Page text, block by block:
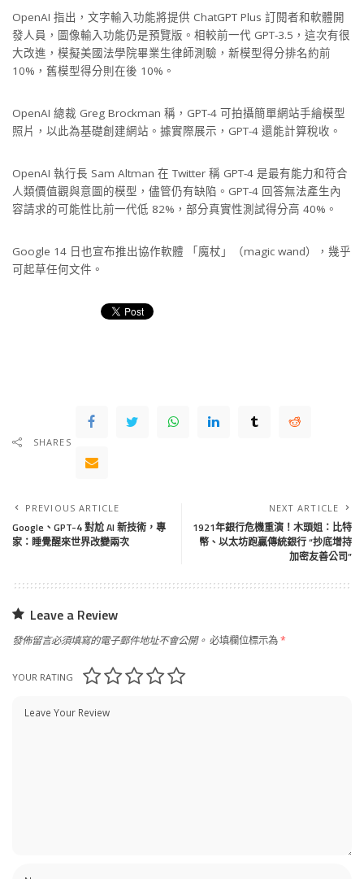
OpenAI 指出，文字輸入功能將提供 ChatGPT Plus 訂閱者和軟體開
發人員，圖像輸入功能仍是預覽版。相較前一代 GPT-3.5，這次有很
大改進，模擬美國法學院畢業生律師測驗，新模型得分排名約前
10%，舊模型得分則在後 10%。
OpenAI 總裁 Greg Brockman 稱，GPT-4 可拍攝簡單網站手繪模型
照片，以此為基礎創建網站。據實際展示，GPT-4 還能計算稅收。
OpenAI 執行長 Sam Altman 在 Twitter 稱 GPT-4 是最有能力和符合
人類價值觀與意圖的模型，儘管仍有缺陷。GPT-4 回答無法產生內
容請求的可能性比前一代低 82%，部分真實性測試得分高 40%。
Google 14 日也宣布推出協作軟體 「魔杖」（magic wand），幾乎
可起草任何文件。
SHARES
PREVIOUS ARTICLE
Google、GPT-4 對尬 AI 新技術，專
家：睡覺醒來世界改變兩次
NEXT ARTICLE
1921年銀行危機重演！木頭姐：比特
幣、以太坊跑贏傳統銀行 “抄底增持
加密友善公司”
Leave a Review
發佈留言必須填寫的電子郵件地址不會公開。 必填欄位標示為*
YOUR RATING